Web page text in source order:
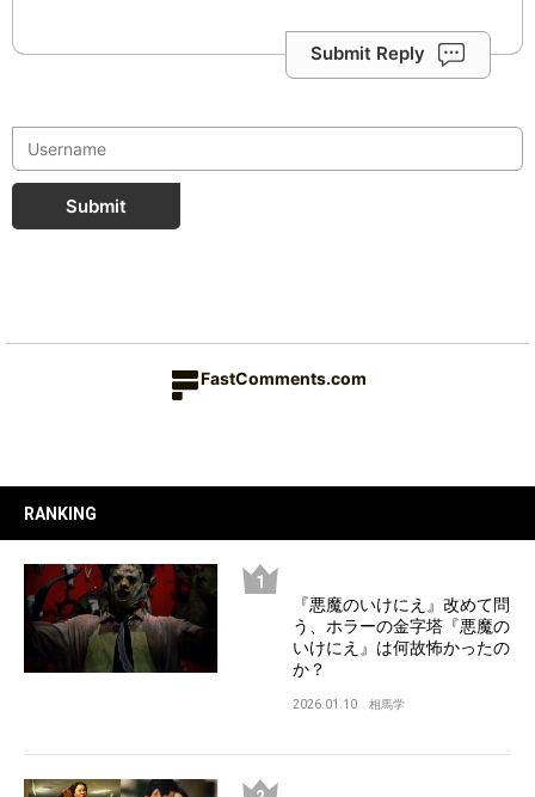
Submit Reply
Submit
FastComments.com
RANKING
『悪魔のいけにえ』改めて問
う、ホラーの金字塔『悪魔の
いけにえ』は何故怖かったの
か？
2026.01.10 相馬学